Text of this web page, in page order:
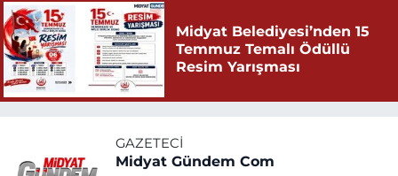
Midyat Belediyesi’nden 15
Temmuz Temalı Ödüllü
Resim Yarışması
GAZETECI
Midyat Gündem Com